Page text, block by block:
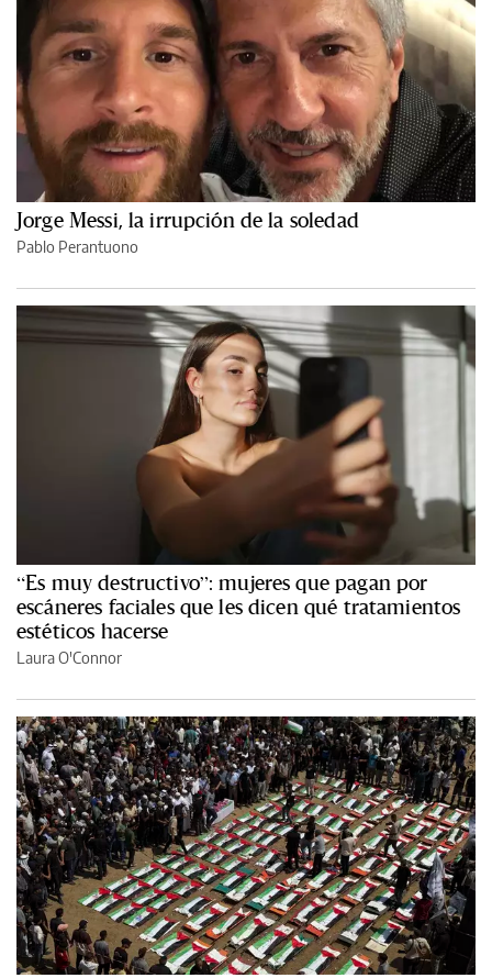
Jorge Messi, la irrupción de la soledad
Pablo Perantuono
“Es muy destructivo”: mujeres que pagan por
escáneres faciales que les dicen qué tratamientos
estéticos hacerse
Laura O'Connor